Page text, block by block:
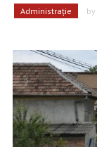
Administrație by